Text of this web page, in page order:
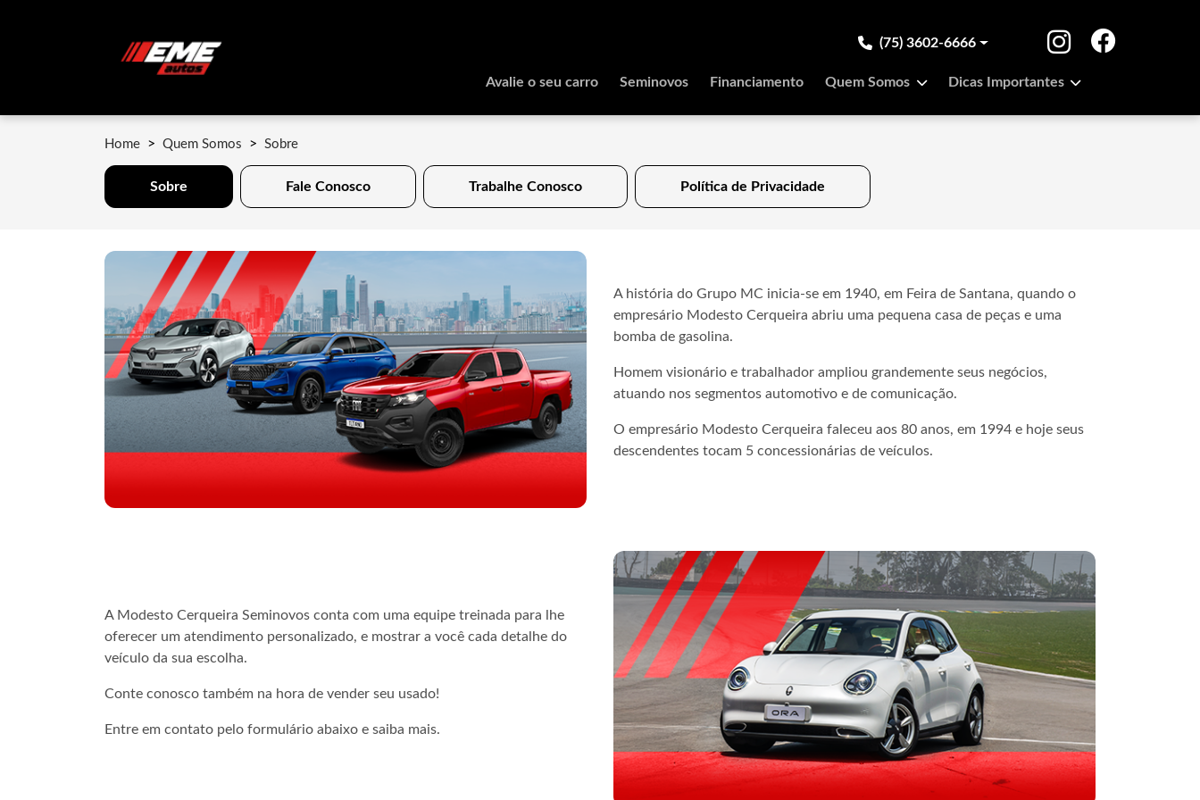
(75) 3602-6666
Avalie o seu carro Seminovos Financiamento Quem Somos Dicas Importantes
Home Quem Somos Sobre
Sobre Fale Conosco Trabalhe Conosco Política de Privacidade
A história do Grupo MC inicia-se em 1940, em Feira de Santana, quando o
empresário Modesto Cerqueira abriu uma pequena casa de peças e uma
bomba de gasolina.
Homem visionário e trabalhador ampliou grandemente seus negócios,
atuando nos segmentos automotivo e de comunicação.
O empresário Modesto Cerqueira faleceu aos 80 anos, em 1994 e hoje seus
descendentes tocam 5 concessionárias de veículos.
A Modesto Cerqueira Seminovos conta com uma equipe treinada para lhe
oferecer um atendimento personalizado, e mostrar a você cada detalhe do
veículo da sua escolha.
Conte conosco também na hora de vender seu usado!
Entre em contato pelo formulário abaixo e saiba mais.